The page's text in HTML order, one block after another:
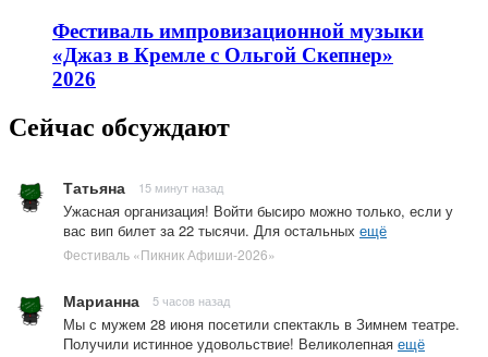
Фестиваль импровизационной музыки
«Джаз в Кремле с Ольгой Скепнер»
2026
Сейчас обсуждают
Татьяна 15 минут назад
Ужасная организация! Войти бысиро можно только, если у
вас вип билет за 22 тысячи. Для остальных ещё
Фестиваль «Пикник Афиши-2026»
Марианна 5 часов назад
Мы с мужем 28 июня посетили спектакль в Зимнем театре.
Получили истинное удовольствие! Великолепная ещё